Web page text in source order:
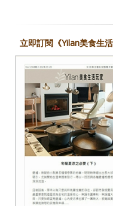
立即訂閱《Yilan美食生